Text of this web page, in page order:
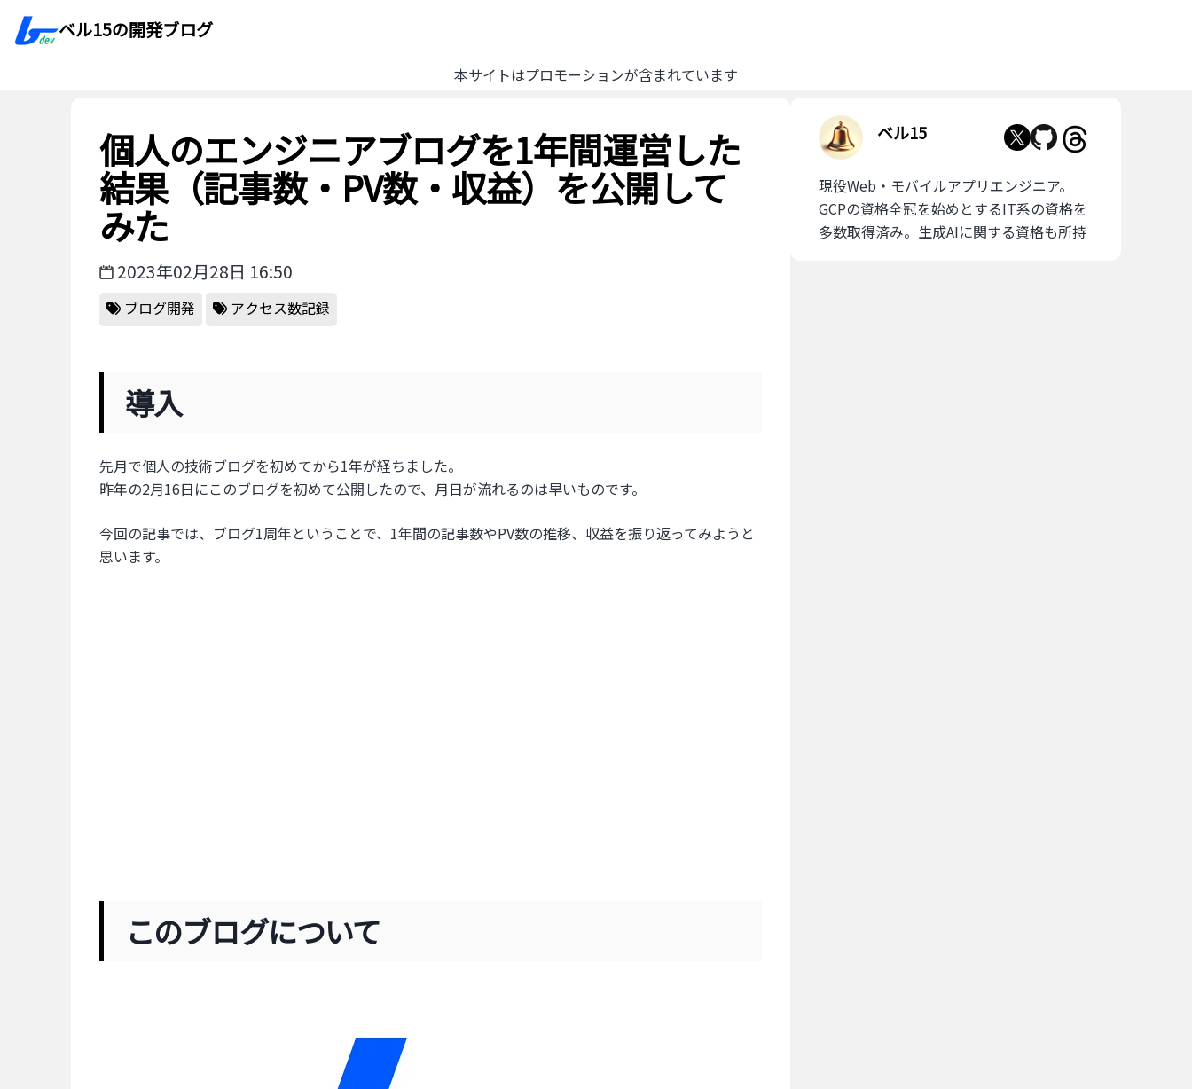
ベル15の開発ブログ
本サイトはプロモーションが含まれています
個人のエンジニアブログを1年間運営した
結果（記事数・PV数・収益）を公開して
みた
2023年02月28日 16:50
ブログ開発 アクセス数記録
導入
先月で個人の技術ブログを初めてから1年が経ちました。
昨年の2月16日にこのブログを初めて公開したので、月日が流れるのは早いものです。
今回の記事では、ブログ1周年ということで、1年間の記事数やPV数の推移、収益を振り返ってみようと
思います。
このブログについて
ベル15
現役Web・モバイルアプリエンジニア。
GCPの資格全冠を始めとするIT系の資格を
多数取得済み。生成AIに関する資格も所持